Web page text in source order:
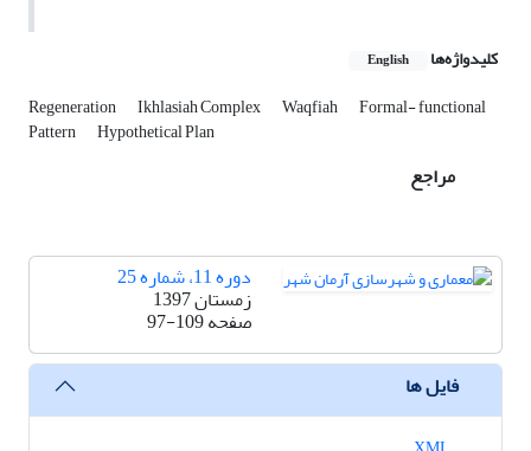
کلیدواژه‌ها English
Regeneration Ikhlasiah Complex Waqfiah Formal- functional
Pattern Hypothetical Plan
مراجع
دوره 11، شماره 25
زمستان 1397
صفحه97-109
فایل ها